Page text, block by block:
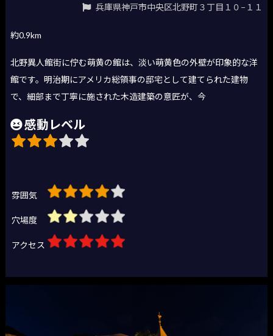
兵庫県神戸市中央区北野町３丁目１０−１１
約0.9km
北野異人館街に佇む萌黄の館は、淡い萌黄色の外壁が印象的な洋
館です。明治期にアメリカ総領事の邸宅として建てられた建物
で、細部まで丁寧に施された木造建築の意匠が、今
感動レベル
雰囲気
穴場度
アクセス